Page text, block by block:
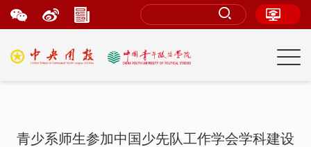
青少系师生参加中国少先队工作学会学科建设